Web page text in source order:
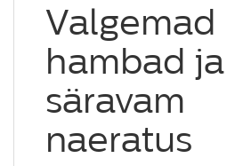
Valgemad
hambad ja
säravam
naeratus